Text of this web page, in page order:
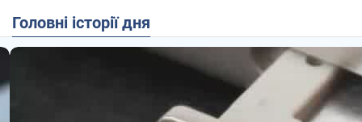
Головні історії дня